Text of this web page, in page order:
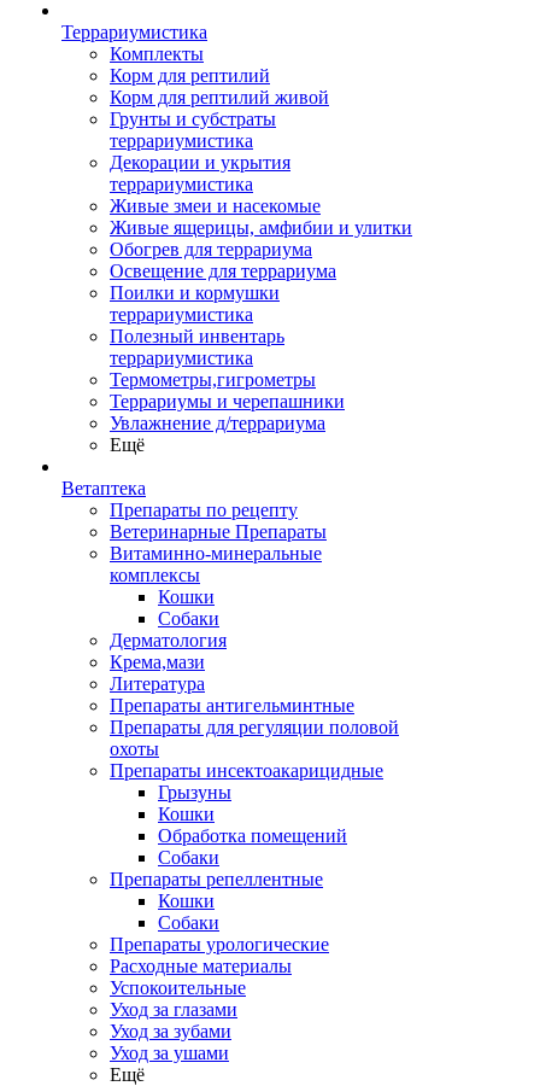
Террариумистика
Комплекты
Корм для рептилий
Корм для рептилий живой
Грунты и субстраты
террариумистика
Декорации и укрытия
террариумистика
Живые змеи и насекомые
Живые ящерицы, амфибии и улитки
Обогрев для террариума
Освещение для террариума
Поилки и кормушки
террариумистика
Полезный инвентарь
террариумистика
Термометры,гигрометры
Террариумы и черепашники
Увлажнение д/террариума
Ещё
Ветаптека
Препараты по рецепту
Ветеринарные Препараты
Витаминно-минеральные
комплексы
Кошки
Собаки
Дерматология
Крема,мази
Литература
Препараты антигельминтные
Препараты для регуляции половой
охоты
Препараты инсектоакарицидные
Грызуны
Кошки
Обработка помещений
Собаки
Препараты репеллентные
Кошки
Собаки
Препараты урологические
Расходные материалы
Успокоительные
Уход за глазами
Уход за зубами
Уход за ушами
Ещё